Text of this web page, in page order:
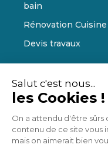
Salut c'est nous...
les Cookies !
On a attendu d'être sûrs
contenu de ce site vous
mais on aimerait bien
bain
Rénovation Cuisine
Devis travaux